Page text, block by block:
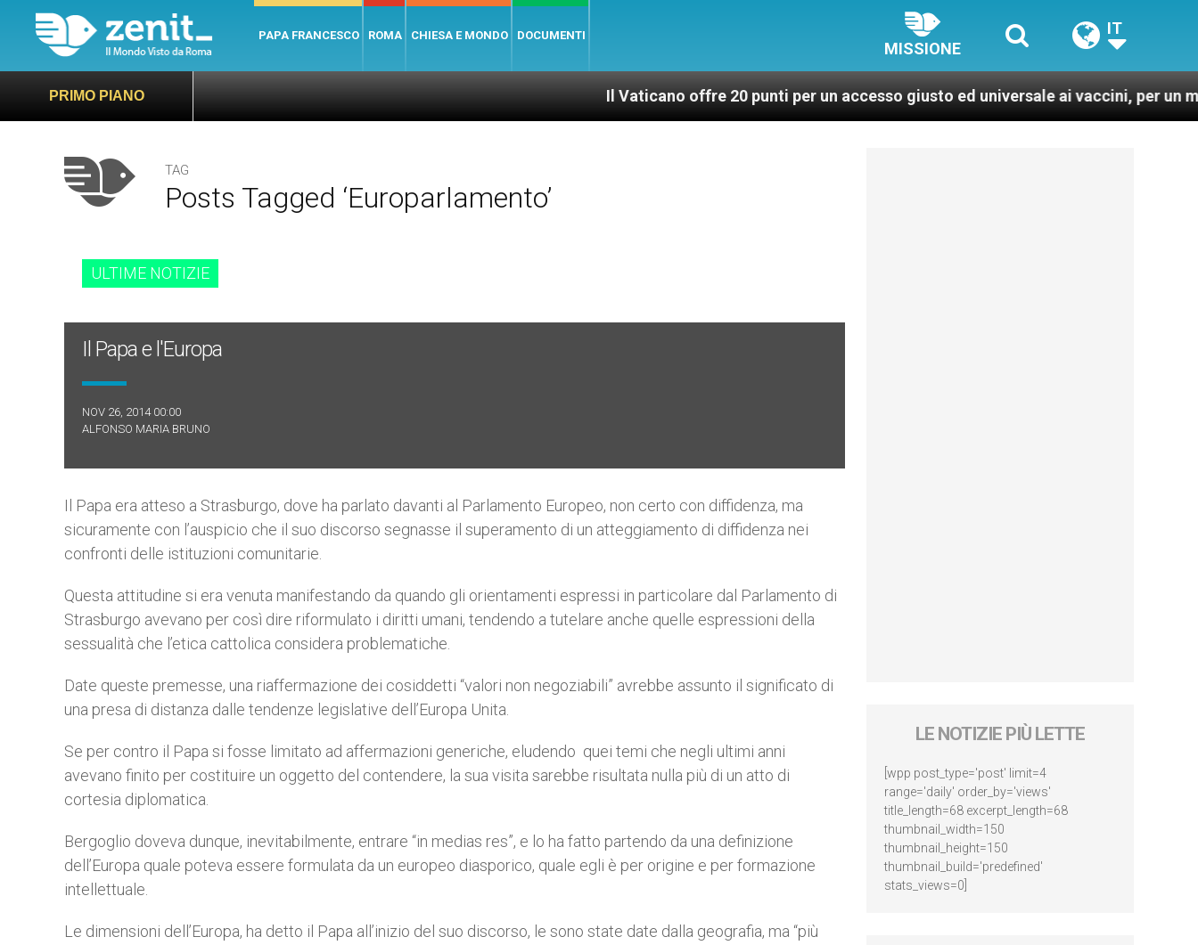
PAPA FRANCESCO ROMA CHIESA E MONDO DOCUMENTI
MISSIONE
IT
PRIMO PIANO Il Vaticano offre 20 punti per un accesso giusto ed universale ai vaccini, per un mondo più
TAG
Posts Tagged ‘europarlamento’
ULTIME NOTIZIE
Il Papa e l'Europa
NOV 26, 2014 00:00
ALFONSO MARIA BRUNO
Il Papa era atteso a Strasburgo, dove ha parlato davanti al Parlamento Europeo, non certo con diffidenza, ma
sicuramente con l’auspicio che il suo discorso segnasse il superamento di un atteggiamento di diffidenza nei
confronti delle istituzioni comunitarie.
Questa attitudine si era venuta manifestando da quando gli orientamenti espressi in particolare dal Parlamento di
Strasburgo avevano per così dire riformulato i diritti umani, tendendo a tutelare anche quelle espressioni della
sessualità che l’etica cattolica considera problematiche.
Date queste premesse, una riaffermazione dei cosiddetti “valori non negoziabili” avrebbe assunto il significato di
una presa di distanza dalle tendenze legislative dell’Europa Unita.
Se per contro il Papa si fosse limitato ad affermazioni generiche, eludendo quei temi che negli ultimi anni
avevano finito per costituire un oggetto del contendere, la sua visita sarebbe risultata nulla più di un atto di
cortesia diplomatica.
Bergoglio doveva dunque, inevitabilmente, entrare “in medias res”, e lo ha fatto partendo da una definizione
dell’Europa quale poteva essere formulata da un europeo diasporico, quale egli è per origine e per formazione
intellettuale.
Le dimensioni dell’Europa, ha detto il Papa all’inizio del suo discorso, le sono state date dalla geografia, ma “più
LE NOTIZIE PIÙ LETTE
[wpp post_type='post' limit=4
range='daily' order_by='views'
title_length=68 excerpt_length=68
thumbnail_width=150
thumbnail_height=150
thumbnail_build='predefined'
stats_views=0]